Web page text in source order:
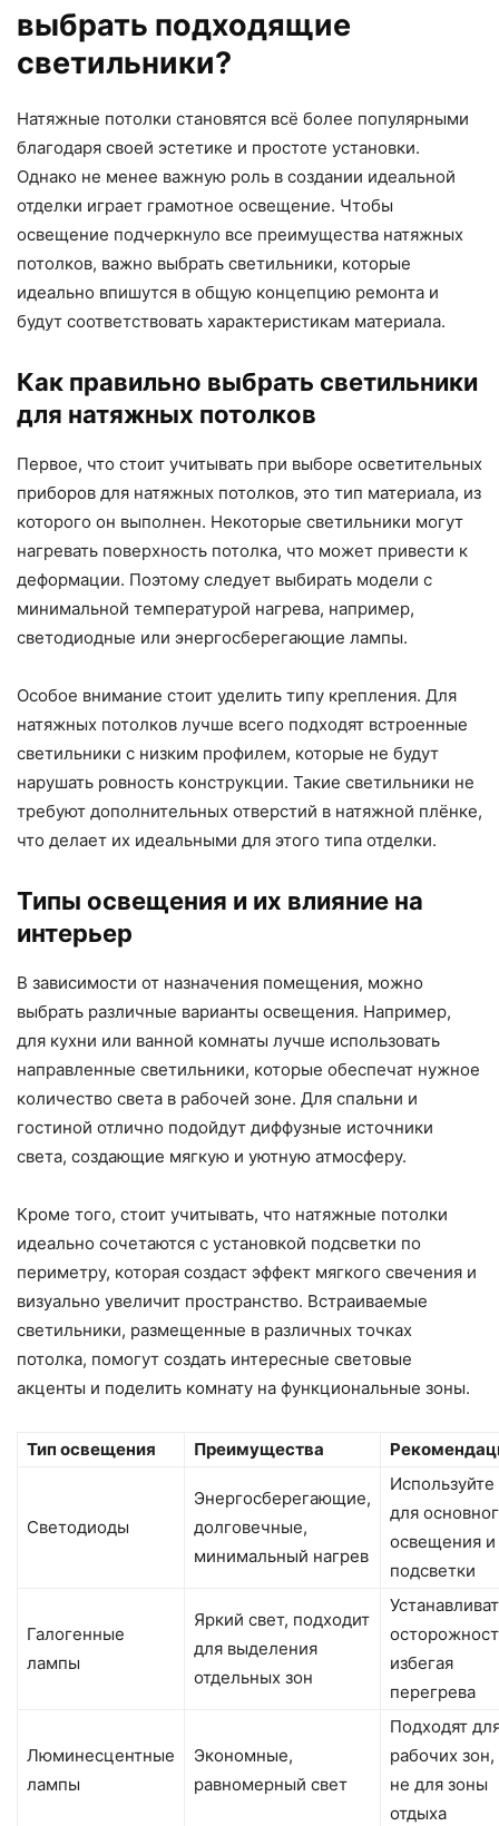
выбрать подходящие
светильники?
Натяжные потолки становятся всё более популярными
благодаря своей эстетике и простоте установки.
Однако не менее важную роль в создании идеальной
отделки играет грамотное освещение. Чтобы
освещение подчеркнуло все преимущества натяжных
потолков, важно выбрать светильники, которые
идеально впишутся в общую концепцию ремонта и
будут соответствовать характеристикам материала.
Как правильно выбрать светильники
для натяжных потолков
Первое, что стоит учитывать при выборе осветительных
приборов для натяжных потолков, это тип материала, из
которого он выполнен. Некоторые светильники могут
нагревать поверхность потолка, что может привести к
деформации. Поэтому следует выбирать модели с
минимальной температурой нагрева, например,
светодиодные или энергосберегающие лампы.
Особое внимание стоит уделить типу крепления. Для
натяжных потолков лучше всего подходят встроенные
светильники с низким профилем, которые не будут
нарушать ровность конструкции. Такие светильники не
требуют дополнительных отверстий в натяжной плёнке,
что делает их идеальными для этого типа отделки.
Типы освещения и их влияние на
интерьер
В зависимости от назначения помещения, можно
выбрать различные варианты освещения. Например,
для кухни или ванной комнаты лучше использовать
направленные светильники, которые обеспечат нужное
количество света в рабочей зоне. Для спальни и
гостиной отлично подойдут диффузные источники
света, создающие мягкую и уютную атмосферу.
Кроме того, стоит учитывать, что натяжные потолки
идеально сочетаются с установкой подсветки по
периметру, которая создаст эффект мягкого свечения и
визуально увеличит пространство. Встраиваемые
светильники, размещенные в различных точках
потолка, помогут создать интересные световые
акценты и поделить комнату на функциональные зоны.
Тип освещения Преимущества
Светодиоды
Энергосберегающие,
долговечные,
минимальный нагрев
Используйте
для
освещения и
подсветки
Галогенные
лампы
Яркий свет, подходит
для выделения
отдельных зон
избегая
перегрева
Люминесцентные
лампы
Экономные,
равномерный свет
Подходят
рабочих
не для зоны
отдыха